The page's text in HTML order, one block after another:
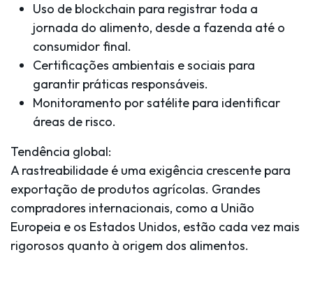
Uso de blockchain para registrar toda a
jornada do alimento, desde a fazenda até o
consumidor final.
Certificações ambientais e sociais para
garantir práticas responsáveis.
Monitoramento por satélite para identificar
áreas de risco.
Tendência global:
A rastreabilidade é uma exigência crescente para
exportação de produtos agrícolas. Grandes
compradores internacionais, como a União
Europeia e os Estados Unidos, estão cada vez mais
rigorosos quanto à origem dos alimentos.